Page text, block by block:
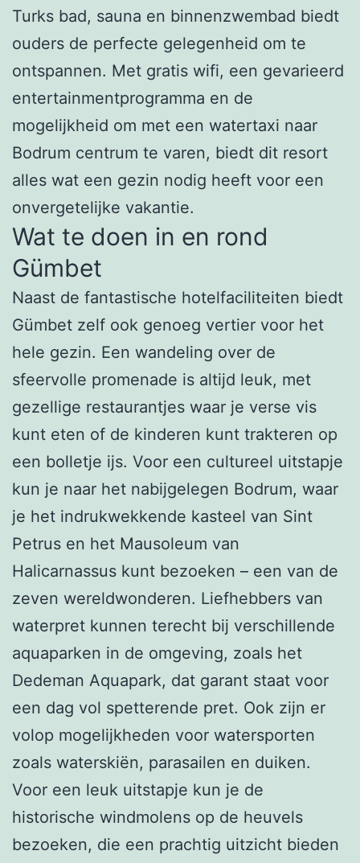
Turks bad, sauna en binnenzwembad biedt
ouders de perfecte gelegenheid om te
ontspannen. Met gratis wifi, een gevarieerd
entertainmentprogramma en de
mogelijkheid om met een watertaxi naar
Bodrum centrum te varen, biedt dit resort
alles wat een gezin nodig heeft voor een
onvergetelijke vakantie.
Wat te doen in en rond
Gümbet
Naast de fantastische hotelfaciliteiten biedt
Gümbet zelf ook genoeg vertier voor het
hele gezin. Een wandeling over de
sfeervolle promenade is altijd leuk, met
gezellige restaurantjes waar je verse vis
kunt eten of de kinderen kunt trakteren op
een bolletje ijs. Voor een cultureel uitstapje
kun je naar het nabijgelegen Bodrum, waar
je het indrukwekkende kasteel van Sint
Petrus en het Mausoleum van
Halicarnassus kunt bezoeken – een van de
zeven wereldwonderen. Liefhebbers van
waterpret kunnen terecht bij verschillende
aquaparken in de omgeving, zoals het
Dedeman Aquapark, dat garant staat voor
een dag vol spetterende pret. Ook zijn er
volop mogelijkheden voor watersporten
zoals waterskiën, parasailen en duiken.
Voor een leuk uitstapje kun je de
historische windmolens op de heuvels
bezoeken, die een prachtig uitzicht bieden